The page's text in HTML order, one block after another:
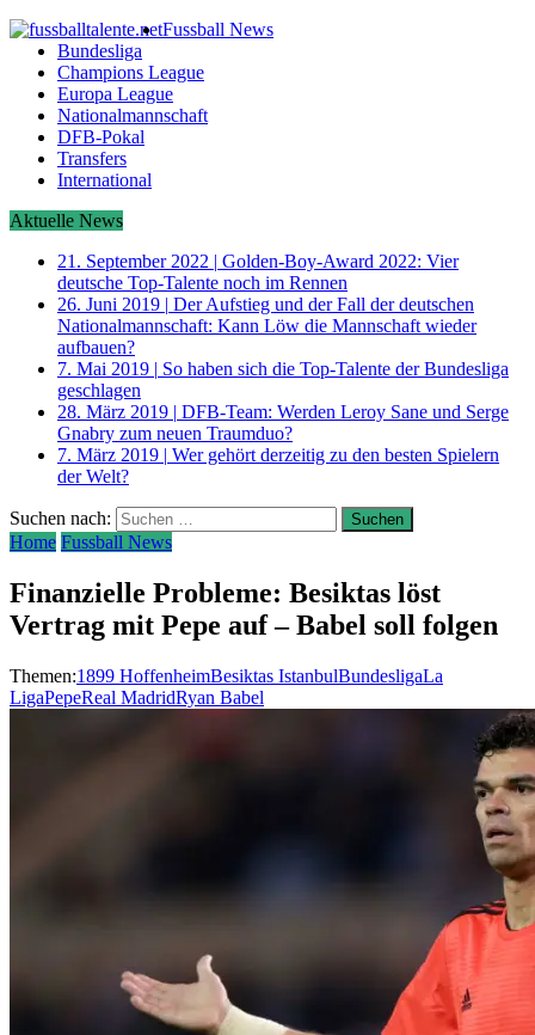
Fussball News
Bundesliga
Champions League
Europa League
Nationalmannschaft
DFB-Pokal
Transfers
International
Aktuelle News
21. September 2022 | Golden-Boy-Award 2022: Vier
deutsche Top-Talente noch im Rennen
26. Juni 2019 | Der Aufstieg und der Fall der deutschen
Nationalmannschaft: Kann Löw die Mannschaft wieder
aufbauen?
7. Mai 2019 | So haben sich die Top-Talente der Bundesliga
geschlagen
28. März 2019 | DFB-Team: Werden Leroy Sane und Serge
Gnabry zum neuen Traumduo?
7. März 2019 | Wer gehört derzeitig zu den besten Spielern
der Welt?
Suchen nach:
Home Fussball News
Finanzielle Probleme: Besiktas löst
Vertrag mit Pepe auf – Babel soll folgen
Themen:1899 HoffenheimBesiktas IstanbulBundesligaLa
LigaPepeReal MadridRyan Babel